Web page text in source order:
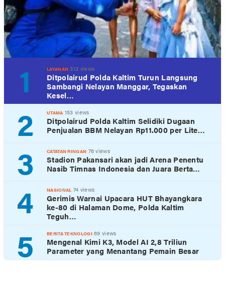
1 LAYANAN 313 views
Ditpolairud Polda Kaltim Turun Langsung
Sambangi Nelayan Manggar, Tegaskan
Kesel…
2 UTAMA 153 views
Ditpolairud Polda Kaltim Selidiki Dugaan
Penjualan BBM Nelayan Rp11.000 per Lite…
3 CATATAN RINGAN 76 views
Stadion Pakansari akan jadi Arena Penentu
Nasib Timnas Indonesia dan Juara Berta…
4 NASIONAL 74 views
Gerimis Warnai Upacara HUT Bhayangkara
ke-80 di Halaman Dome, Polda Kaltim
Teguh…
5 BERITA TEKNOLOGI 69 views
Mengenal Kimi K3, Model AI 2,8 Triliun
Parameter yang Menantang Pemain Besar